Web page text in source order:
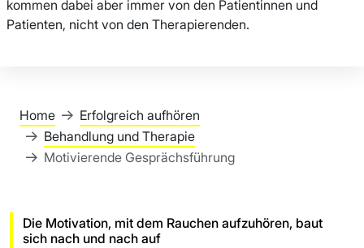
kommen dabei aber immer von den Patientinnen und
Patienten, nicht von den Therapierenden.
Home
Erfolgreich aufhören
Behandlung und Therapie
Motivierende Gesprächsführung
Die Motivation, mit dem Rauchen aufzuhören, baut
sich nach und nach auf